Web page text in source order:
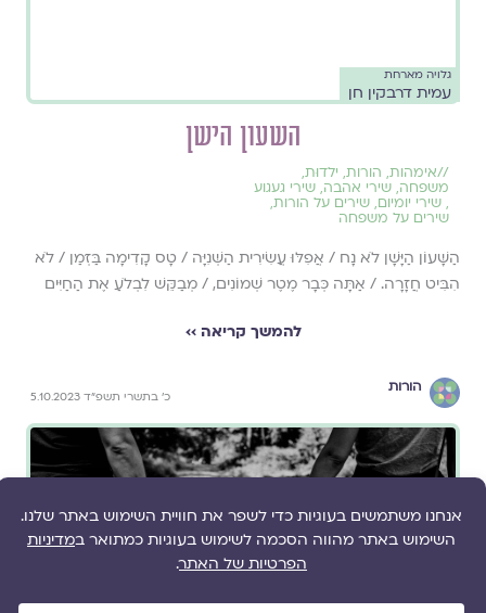
גלויה מארחת
עמית דרבקין חן
השעון הישן
//אימהות, הורות, ילדוּת,
משפחה, שירי אהבה, שירי געגוע
, שירי יומיום, שירים על הורות,
שירים על משפחה
הַשָּׁעוֹן הַיָּשָׁן לֹא נָח / אֲפִלּוּ עֲשִׂירִית הַשְּׁנִיָּה / טָס קָדִימָה בַּזְּמַן / לֹא
הִבִּיט חֲזָרָה. / אַתָּה כְּבָר מֶטֶר שְׁמוֹנִים, / מְבַקֵּשׁ לִבְלֹעַ אֶת הַחַיִּים
להמשך קריאה ››
הורות
כ׳ בתשרי תשפ״ד 5.10.2023